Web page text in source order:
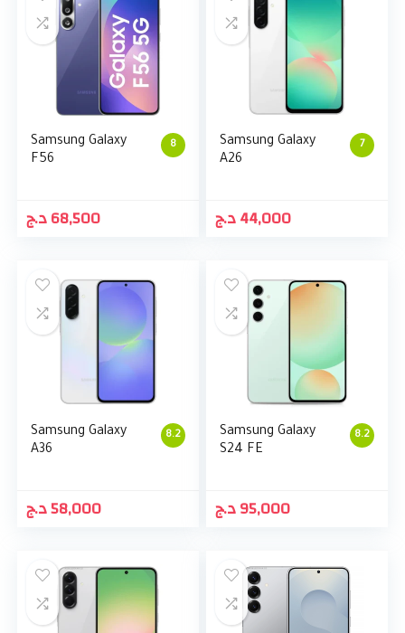
8
Samsung Galaxy
F56
68,500د.ج
7
Samsung Galaxy
A26
44,000د.ج
8.2
Samsung Galaxy
A36
58,000د.ج
8.2
Samsung Galaxy
S24 FE
95,000د.ج